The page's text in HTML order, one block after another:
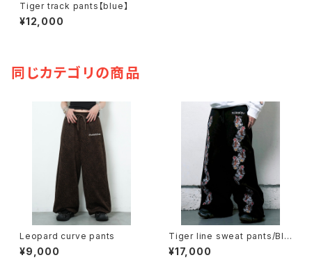
Tiger track pants【blue】
¥12,000
同じカテゴリの商品
Leopard curve pants
¥9,000
Tiger line sweat pants/Bla
ck
¥17,000